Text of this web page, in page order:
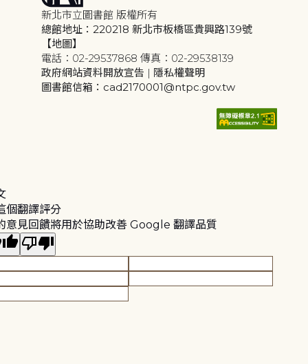
新北市立圖書館 版權所有
總館地址：220218 新北市板橋區貴興路139號
【地圖】
電話：02-29537868 傳真：02-29538139
政府網站資料開放宣告 | 隱私權聲明
圖書館信箱：cad2170001@ntpc.gov.tw
個翻譯評分
意見回饋將用於協助改善 Google 翻譯品質